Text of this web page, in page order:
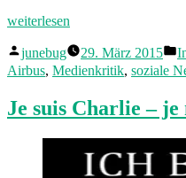
„„Ausnahmejournalismus“
Trauer
im
weiterlesen
Veröffentlicht
von
junebug 29. März 2015
in
Airbus, Medienkritik, soziale
Je suis Charlie – je